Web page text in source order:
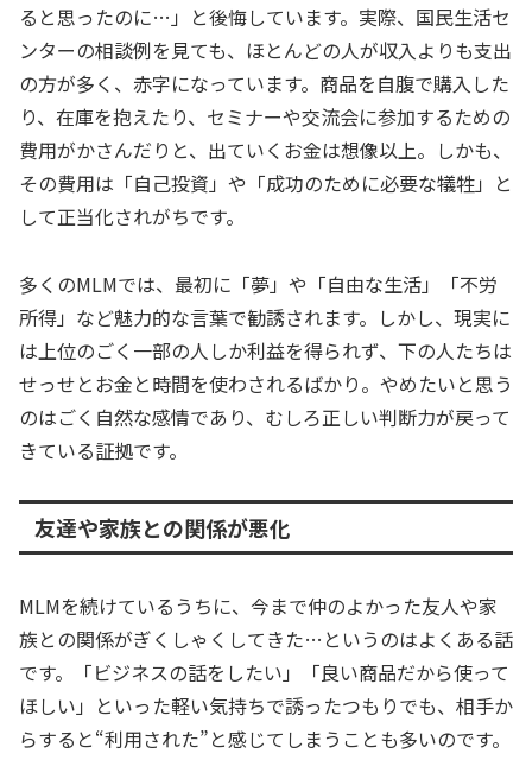
ると思ったのに…」と後悔しています。実際、国民生活セ
ンターの相談例を見ても、ほとんどの人が収入よりも支出
の方が多く、赤字になっています。商品を自腹で購入した
り、在庫を抱えたり、セミナーや交流会に参加するための
費用がかさんだりと、出ていくお金は想像以上。しかも、
その費用は「自己投資」や「成功のために必要な犠牲」と
して正当化されがちです。
多くのMLMでは、最初に「夢」や「自由な生活」「不労
所得」など魅力的な言葉で勧誘されます。しかし、現実に
は上位のごく一部の人しか利益を得られず、下の人たちは
せっせとお金と時間を使わされるばかり。やめたいと思う
のはごく自然な感情であり、むしろ正しい判断力が戻って
きている証拠です。
友達や家族との関係が悪化
MLMを続けているうちに、今まで仲のよかった友人や家
族との関係がぎくしゃくしてきた…というのはよくある話
です。「ビジネスの話をしたい」「良い商品だから使って
ほしい」といった軽い気持ちで誘ったつもりでも、相手か
らすると“利用された”と感じてしまうことも多いのです。